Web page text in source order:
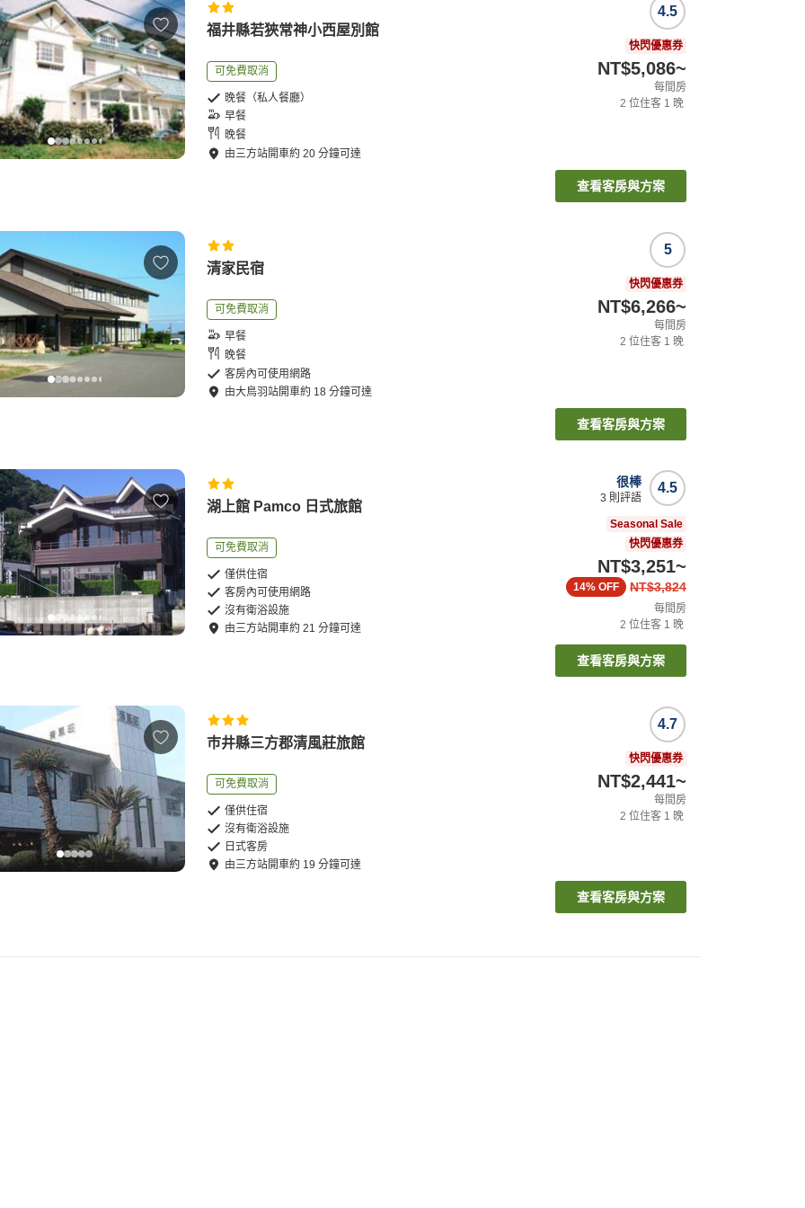
福井縣若狹常神小西屋別館
可免費取消
晚餐（私人餐廳）
早餐
晚餐
由三方站開車約20 分鐘可達
4.5
快閃優惠券
NT$5,086~
每間房
2 位住客 1 晚
查看客房與方案
清家民宿
可免費取消
早餐
晚餐
客房內可使用網路
由大鳥羽站開車約 18 分鐘可達
5
快閃優惠券
NT$6,266~
每間房
2 位住客 1 晚
查看客房與方案
湖上館 Pamco 日式旅館
可免費取消
僅供住宿
客房內可使用網路
沒有衛浴設施
由三方站開車約21 分鐘可達
4.5
很棒
3 則評語
Seasonal Sale
快閃優惠券
NT$3,251~
NT$3,824
14% OFF
每間房
2 位住客 1 晚
查看客房與方案
巿井縣三方郡清風莊旅館
可免費取消
僅供住宿
沒有衛浴設施
日式客房
由三方站開車約 19 分鐘可達
4.7
快閃優惠券
NT$2,441~
每間房
2 位住客 1 晚
查看客房與方案